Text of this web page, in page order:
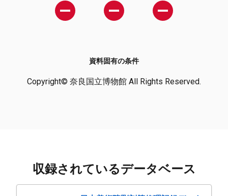
資料固有の条件
Copyright© 奈良国立博物館 All Rights Reserved.
収録されているデータベース